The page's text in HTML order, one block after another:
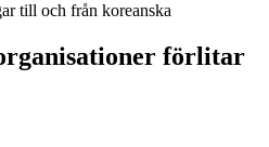
till och från koreanska
förlitar